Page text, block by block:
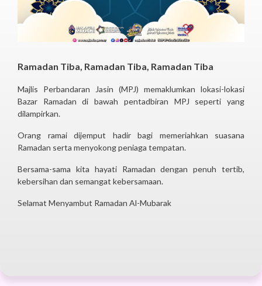
Ramadan Tiba, Ramadan Tiba, Ramadan Tiba
Majlis Perbandaran Jasin (MPJ) memaklumkan lokasi-lokasi
Bazar Ramadan di bawah pentadbiran MPJ seperti yang
dilampirkan.
Orang ramai dijemput hadir bagi memeriahkan suasana
Ramadan serta menyokong peniaga tempatan.
Bersama-sama kita hayati Ramadan dengan penuh tertib,
kebersihan dan semangat kebersamaan.
Selamat Menyambut Ramadan Al-Mubarak